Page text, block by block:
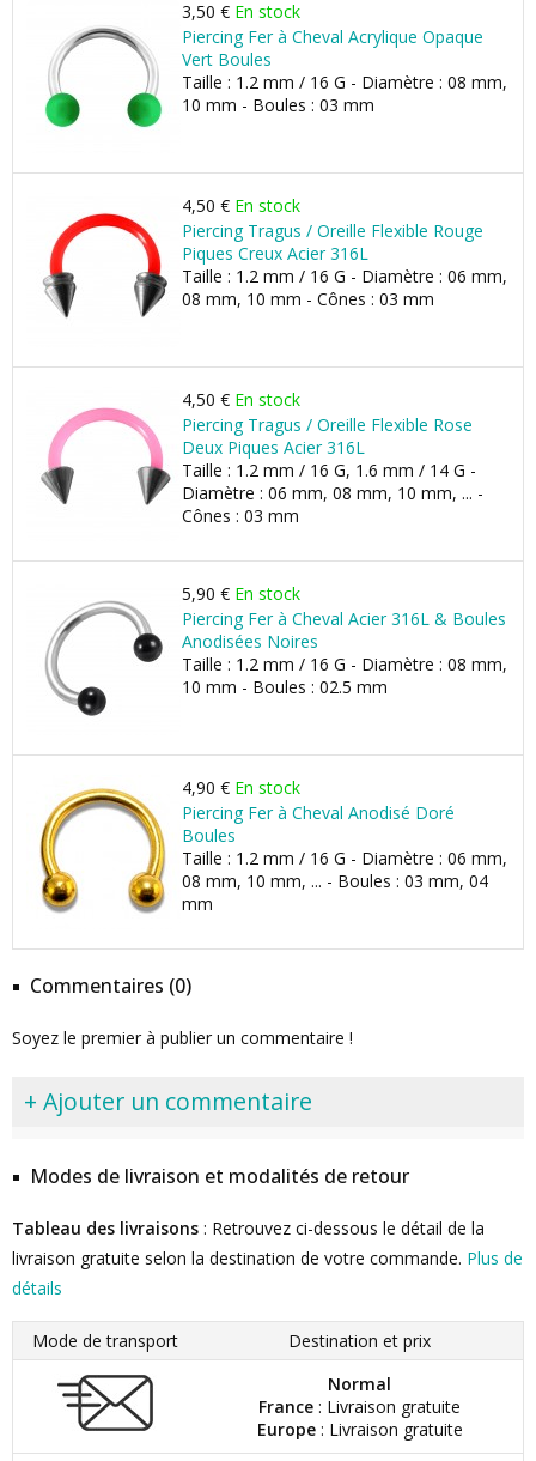
3,50 € En stock
Piercing Fer à Cheval Acrylique Opaque
Vert Boules
Taille : 1.2 mm / 16 G - Diamètre : 08 mm,
10 mm - Boules : 03 mm
4,50 € En stock
Piercing Tragus / Oreille Flexible Rouge
Piques Creux Acier 316L
Taille : 1.2 mm / 16 G - Diamètre : 06 mm,
08 mm, 10 mm - Cônes : 03 mm
4,50 € En stock
Piercing Tragus / Oreille Flexible Rose
Deux Piques Acier 316L
Taille : 1.2 mm / 16 G, 1.6 mm / 14 G -
Diamètre : 06 mm, 08 mm, 10 mm, ... -
Cônes : 03 mm
5,90 € En stock
Piercing Fer à Cheval Acier 316L & Boules
Anodisées Noires
Taille : 1.2 mm / 16 G - Diamètre : 08 mm,
10 mm - Boules : 02.5 mm
4,90 € En stock
Piercing Fer à Cheval Anodisé Doré
Boules
Taille : 1.2 mm / 16 G - Diamètre : 06 mm,
08 mm, 10 mm, ... - Boules : 03 mm, 04
mm
Commentaires (0)
Soyez le premier à publier un commentaire !
+ Ajouter un commentaire
Modes de livraison et modalités de retour
Tableau des livraisons : Retrouvez ci-dessous le détail de la
livraison gratuite selon la destination de votre commande. Plus de
détails
Mode de transport
Destination et prix
Normal
France : Livraison gratuite
Europe: Livraison gratuite